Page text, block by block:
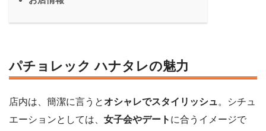
パチョレック ハナタレの魅力
店内は、簡潔に言うと オシャレでスタイリッシュ。シチュ
エーションとしては、 女子会やデート に合うイメージで